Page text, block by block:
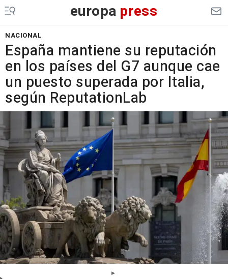
europa press
NACIONAL
España mantiene su reputación
en los países del G7 aunque cae
un puesto superada por Italia,
según ReputationLab